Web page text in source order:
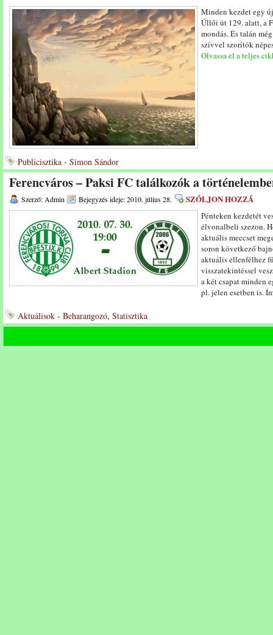
Minden kezdet egy
Üllői út 129. alatt, a
mondás. És talán
szívvel szorítók
Olvassa el a teljes
Publicisztika - Simon Sándor
Ferencváros – Paksi FC találkozók a
Szerző: Admin Bejegyzés ideje: 2010. július 28. SZÓLJON HOZZÁ
Pénteken kezdetét
élvonalbeli szezon.
aktuális meccset
soron következő
aktuális ellenfélhez
visszatekintéssel
a két csapat minden
pl. jelen esetben is.
Aktuálisok - Beharangozó, Statisztika